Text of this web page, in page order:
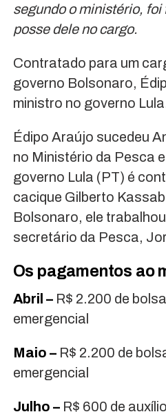
segundo o ministério,
posse dele no cargo.
Contratado para um
governo Bolsonaro,
ministro no governo
Édipo Araújo sucedeu
no Ministério da Pesca
governo Lula (PT) é
cacique Gilberto
Bolsonaro, ele
secretário da Pesca,
Os pagamentos ao
Abril –R$ 2.200 de
emergencial
Maio –R$ 2.200 de
emergencial
Julho –R$ 600 de